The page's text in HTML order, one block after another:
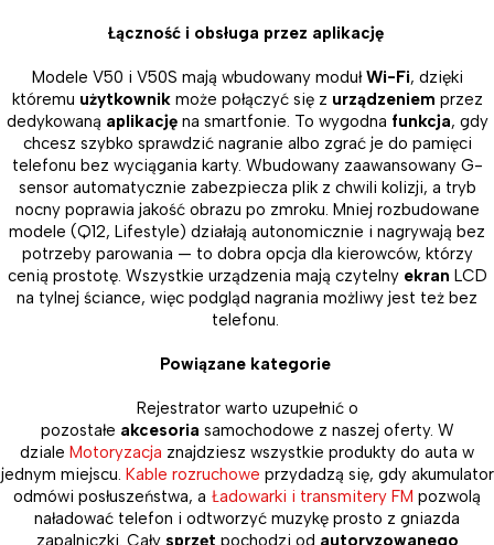
Łączność i obsługa przez aplikację
Modele V50 i V50S mają wbudowany modułWi-Fi, dzięki
któremu użytkownikmoże połączyć się z urządzeniem przez
dedykowaną aplikacjęna smartfonie. To wygodna funkcja, gdy
chcesz szybko sprawdzić nagranie albo zgrać je do pamięci
telefonu bez wyciągania karty. Wbudowany zaawansowany G-
sensor automatycznie zabezpiecza plik z chwili kolizji, a tryb
nocny poprawia jakość obrazu po zmroku. Mniej rozbudowane
modele (Q12, Lifestyle) działają autonomicznie i nagrywają bez
potrzeby parowania — to dobra opcja dla kierowców, którzy
cenią prostotę. Wszystkie urządzenia mają czytelny ekran LCD
na tylnej ściance, więc podgląd nagrania możliwy jest też bez
telefonu.
Powiązane kategorie
Rejestrator warto uzupełnić o
pozostałe akcesoria samochodowe z naszej oferty. W
dziale Motoryzacja znajdziesz wszystkie produkty do auta w
jednym miejscu. Kable rozruchowe przydadzą się, gdy akumulator
odmówi posłuszeństwa, a Ładowarki i transmitery FM pozwolą
naładować telefon i odtworzyć muzykę prosto z gniazda
zapalniczki. Cały sprzęt pochodzi od autoryzowanego